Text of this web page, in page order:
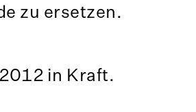
zu ersetzen.
in Kraft.